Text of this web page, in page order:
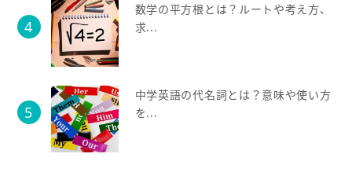
数学の平方根とは？ルートや考え方、
求...
中学英語の代名詞とは？意味や使い方
を...